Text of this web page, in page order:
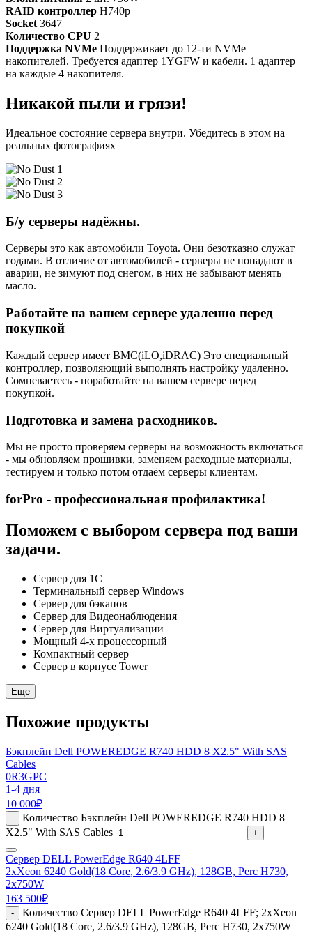
RAID контроллер H740p
Socket 3647
Количество CPU 2
Поддержка NVMe Поддерживает до 12-ти NVMe
накопителей. Требуется адаптер 1YGFW и кабели. 1 адаптер
на каждые 4 накопителя.
Никакой пыли и грязи!
Идеальное состояние сервера внутри. Убедитесь в этом на
реальных фотографиях
Б/у серверы надёжны.
Серверы это как автомобили Toyota. Они безотказно служат
годами. В отличие от автомобилей - серверы не попадают в
аварии, не зимуют под снегом, в них не забывают менять
масло.
Работайте на вашем сервере удаленно перед
покупкой
Каждый сервер имеет BMC(iLO,iDRAC) Это специальный
контроллер, позволяющий выполнять настройку удаленно.
Сомневаетесь - поработайте на вашем сервере перед
покупкой.
Подготовка и замена расходников.
Мы не просто проверяем серверы на возможность включаться
- мы обновляем прошивки, заменяем расходные материалы,
тестируем и только потом отдаём серверы клиентам.
forPro - профессиональная профилактика!
Поможем с выбором сервера под ваши
задачи.
Сервер для 1С
Терминальный сервер Windows
Сервер для бэкапов
Сервер для Видеонаблюдения
Сервер для Виртуализации
Мощный 4-х процессорный
Компактный сервер
Сервер в корпусе Tower
Еще
Похожие продукты
Бэкплейн Dell POWEREDGE R740 HDD 8 X2.5" With SAS
Cables
0R3GPC
1-4 дня
10 000₽
-
Количество Бэкплейн Dell POWEREDGE R740 HDD 8
X2.5" With SAS Cables
+
Сервер DELL PowerEdge R640 4LFF
2xXeon 6240 Gold(18 Core, 2.6/3.9 GHz), 128GB, Perc H730,
2x750W
163 500₽
-
Количество Сервер DELL PowerEdge R640 4LFF; 2xXeon
6240 Gold(18 Core, 2.6/3.9 GHz), 128GB, Perc H730, 2x750W